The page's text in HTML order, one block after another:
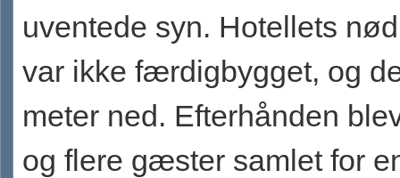
uventede syn. Hotellets
var ikke færdigbygget, og
meter ned. Efterhånden
og flere gæster samlet for